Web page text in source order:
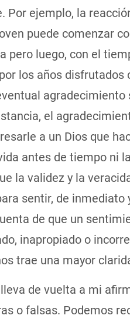
Por ejemplo, la
puede comenzar
pero luego, con el
los años disfrutados
el
a un Dios que
antes de tiempo ni
la validez y la
sentir, de
de que un
inapropiado o
trae una mayor
de vuelta a mi
o falsas. Podemos